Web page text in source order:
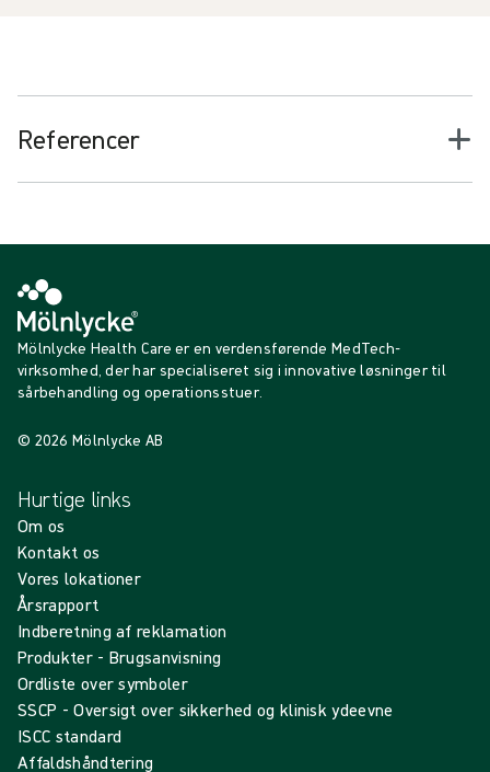
Referencer
Mölnlycke Health Care er en verdensførende MedTech-
virksomhed, der har specialiseret sig i innovative løsninger til
sårbehandling og operationsstuer.
© 2026 Mölnlycke AB
Hurtige links
Om os
Kontakt os
Vores lokationer
Årsrapport
Indberetning af reklamation
Produkter - Brugsanvisning
Ordliste over symboler
SSCP - Oversigt over sikkerhed og klinisk ydeevne
ISCC standard
Affaldshåndtering